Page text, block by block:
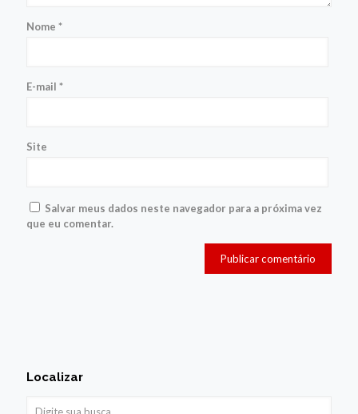
Nome *
E-mail *
Site
Salvar meus dados neste navegador para a próxima vez
que eu comentar.
Localizar